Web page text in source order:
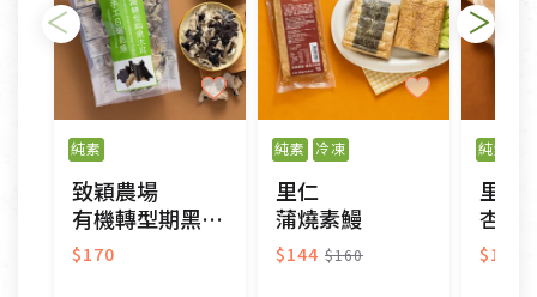
不適用七天鑑賞期商品：
以數位或電磁紀錄形式儲存之商品、易於變質或損壞
之商品、以及性質上無法或不適合退換之商品：如
CD、VCD、DVD、電腦軟體，若產品瑕疵無法讀取僅
接受原片換新。
衣飾鞋類-如T恤，如於送達後水洗或污損者。
美容保養用品、內衣褲、襪子、口罩等私人消耗性產
純素
致穎農場
有機轉型期黑木耳
$170
純素 冷凍
里仁
蒲燒素鰻
$144 $160
純素
里仁
杏鮑
$112